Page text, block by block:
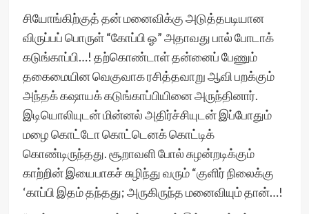
சியோங்கிற்குத் தன் மனைவிக்கு அடுத்தபடியான
விருப்பப் பொருள் “கோப்பி ஓ” அதாவது பால் போடாக்
கடுங்காப்பி…! தற்கொண்டாள் தன்னைப் பேணும்
தகைமையின வெகுவாக ரசித்தவாறு ஆவி பறக்கும்
அந்தக் கஷாயக் கடுங்காப்பியினை அருந்தினார்.
இடியொலியுடன் மின்னல் அதிர்ச்சியுடன் இப்போதும்
மழை கொட்டோ கொட்டெனக் கொட்டிக்
கொண்டிருந்தது. சூறாவளி போல் சுழன்றடிக்கும்
காற்றின் இயைபாகச் சுழிந்து வரும் “குளிர் நிலைக்கு
‘காப்பி இதம் தந்தது; அருகிருந்த மனைவியும் தான்…!